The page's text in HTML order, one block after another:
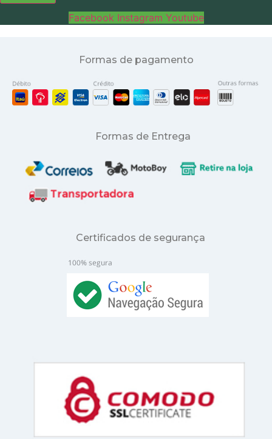
Facebook Instagram Youtube
Formas de pagamento
Formas de Entrega
Certificados de segurança